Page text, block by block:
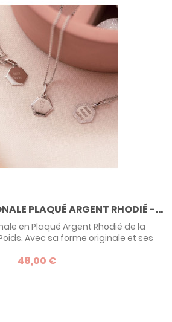
PLAQUÉ ARGENT RHODIÉ -...
en Plaqué Argent Rhodié de la
Avec sa forme originale et ses
actuel pour une petite fille comme
48,00 €